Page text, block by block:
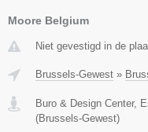
Moore Belgium
Niet gevestigd in de
Brussels-Gewest »
Buro & Design Center,
(Brussels-Gewest)